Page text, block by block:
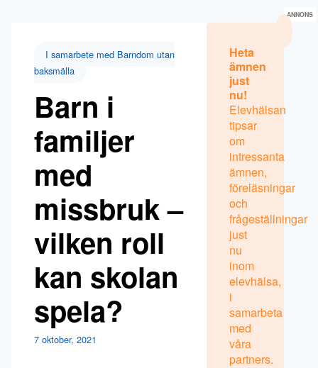
I samarbete med Barndom utan
baksmälla
Barn i
familjer
med
missbruk –
vilken roll
kan skolan
spela?
7 oktober, 2021
Heta
ämnen
just
nu!
Elevhälsan
tipsar
om
intressanta
ämnen,
föreläsningar
och
frågeställningar
just
nu
inom
elevhälsa,
i
samarbeta
med
våra
partners.
ANNONS